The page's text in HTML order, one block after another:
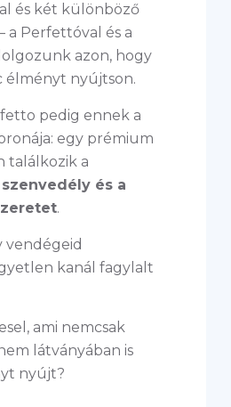
és két különböző
a Perfettóval és a
azon, hogy
élményt nyújtson.
pedig ennek a
egy prémium
találkozik a
és a
.
vendégeid
kanál fagylalt
ami nemcsak
látványában is
nyújt?